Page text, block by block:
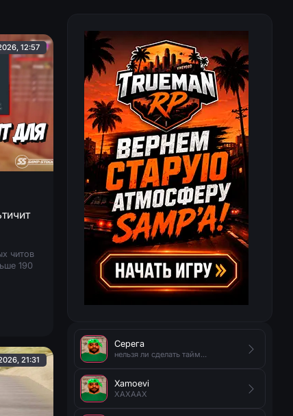
12:57
читов
190
21:31
Серега
Xamoevi
XAXAAX